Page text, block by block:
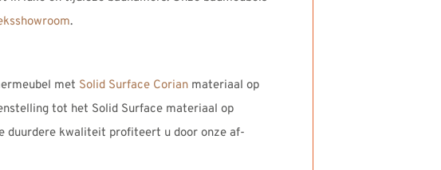
.
met Solid Surface Corian materiaal op
tot het Solid Surface materiaal op
duurdere kwaliteit profiteert u door onze af-